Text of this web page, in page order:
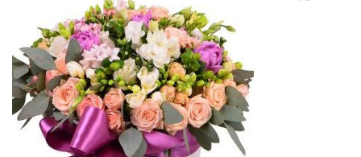
Архистратига Михаїла (м. Люботин)
Покрови Пресвятої Богородиці (с. Вільча)
Преображенська парафія (м. Лозова)
Парафія Благовіщення Пресвятої Богородиці (смт
Золочів)
Парафія Різдва Пресвятої Богородиці м. Берестин
(Красноград)
Газета Християнський голос
Надруковані числа
Молитви
Галерея
Рух pro-life